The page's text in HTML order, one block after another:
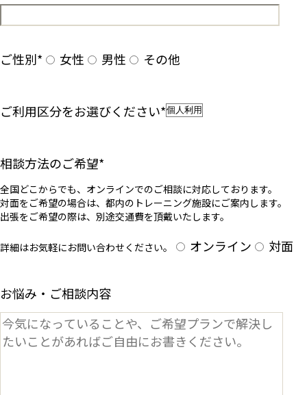
ご性別* 女性 男性 その他
ご利用区分をお選びください*
相談方法のご希望*
全国どこからでも、オンラインでのご相談に対応しております。
対面をご希望の場合は、都内のトレーニング施設にご案内します。
出張をご希望の際は、別途交通費を頂戴いたします。
詳細はお気軽にお問い合わせください。 オンライン 対面
お悩み・ご相談内容